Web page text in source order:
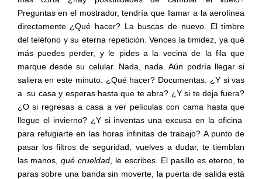
Preguntas en el mostrador, tendría que llamar a la aerolínea
directamente ¿Qué hacer? La buscas de nuevo. El timbre
del teléfono y su eterna repetición. Vences la timidez, ya qué
más puedes perder, y le pides a la vecina de la fila que
marque desde su celular. Nada, nada. Aún podría llegar si
saliera en este minuto. ¿Qué hacer? Documentas. ¿Y si vas
a su casa y esperas hasta que te abra? ¿Y si te deja fuera?
¿O si regresas a casa a ver películas con cama hasta que
llegue el invierno? ¿Y si inventas una excusa en la oficina
para refugiarte en las horas infinitas de trabajo? A punto de
pasar los filtros de seguridad, vuelves a dudar, te tiemblan
las manos,qué crueldad , le escribes. El pasillo es eterno, te
paras sobre una banda sin moverte, la puerta de salida está